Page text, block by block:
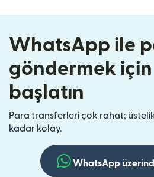
WhatsApp ile
göndermek
başlatın
Para transferleri çok rahat;
kadar kolay.
WhatsApp